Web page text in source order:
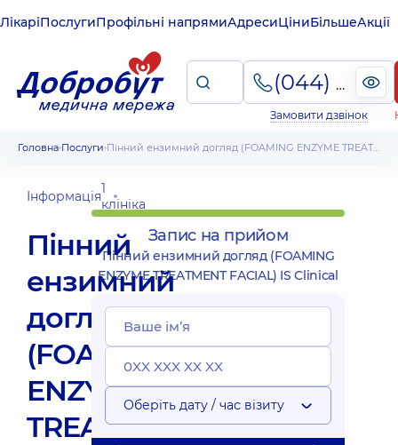
ЛікаріПослугиПрофільні напрямиАдресиЦіниБільшеАкції
(044) 495-2-888
Замовити дзвінок
Головна Послуги Пінний ензимний догляд (FOAMING ENZYME TREATMENT FACIAL) IS Clinical
Інформація1
клініка
Пінний
ензимний
догляд
(FOAMING
ENZYME
TREATMENT
Запис на прийом
Пінний ензимний догляд (FOAMING
ENZYME TREATMENT FACIAL) IS Clinical
Оберіть дату / час візиту